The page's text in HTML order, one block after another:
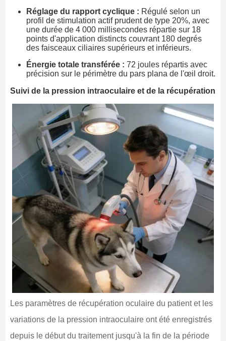
Réglage du rapport cyclique : Régulé selon un
profil de stimulation actif prudent de type 20%, avec
une durée de 4 000 millisecondes répartie sur 18
points d'application distincts couvrant 180 degrés
des faisceaux ciliaires supérieurs et inférieurs.
Énergie totale transférée : 72 joules répartis avec
précision sur le périmètre du pars plana de l'œil droit.
Suivi de la pression intraoculaire et de la récupération
Les paramètres de récupération oculaire du patient et les
variations de la pression intraoculaire ont été enregistrés
depuis le début du traitement jusqu'à la fin de la période